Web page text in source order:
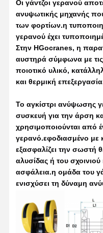
Οι γάντζοι γερανού
ανυψωτικής μηχανής
των φορτίων.η
γερανού έχει
Στην HGocranes, η
αυστηρά σύμφωνα με τις
ποιοτικό υλικό,
και θερμική
Το αγκίστρι ανύψωσης
συσκευή για την άρση
χρησιμοποιούνται από
γερανό.εφοδιασμένο με
εξασφαλίζει την σωστή
αλυσίδας ή του σχοινιού
ασφάλεια.η ομάδα του
ενισχύσει τη δύναμη